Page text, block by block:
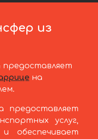
из
предоставляет
на
предоставляет
услуг,
обеспечивает